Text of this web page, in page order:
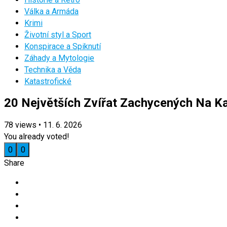
Válka a Armáda
Krimi
Životní styl a Sport
Konspirace a Spiknutí
Záhady a Mytologie
Technika a Věda
Katastrofické
20 Největších Zvířat Zachycených Na
78 views • 11. 6. 2026
You already voted!
0
0
Share